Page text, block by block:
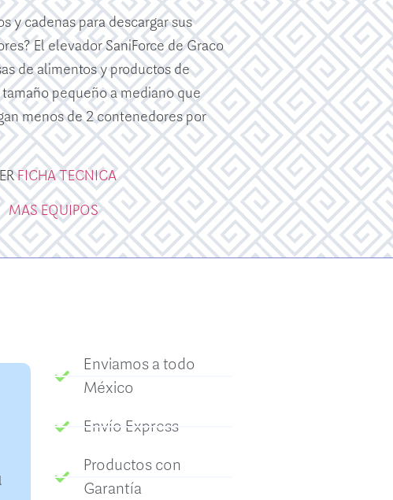
y cadenas para descargar sus
El elevador SaniForce de Graco
de alimentos y productos de
pequeño a mediano que
menos de 2 contenedores por
FICHA TECNICA
MAS EQUIPOS
Enviamos a todo
México
Envío Express
Productos con
Garantía